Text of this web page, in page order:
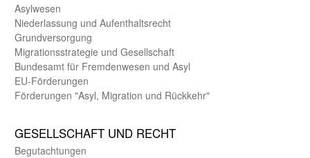
Asyl­wesen
Nieder­lassung und Aufent­halts­recht
Grund­versorgung
Migrations­strategie und Gesell­schaft
Bundes­amt für Fremden­wesen und Asyl
EU-Förde­rungen
Förderungen "Asyl, Migration und Rückkehr"
GE­SELL­SCHAFT UND RECHT
Begut­achtungen